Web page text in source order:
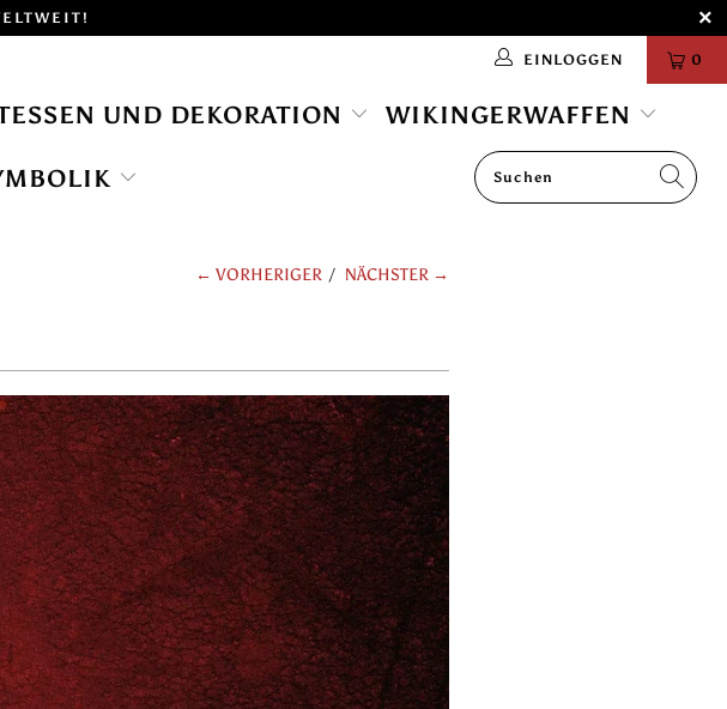
0
EINLOGGEN
UND DEKORATION WIKINGERWAFFEN
← VORHERIGER / NÄCHSTER →